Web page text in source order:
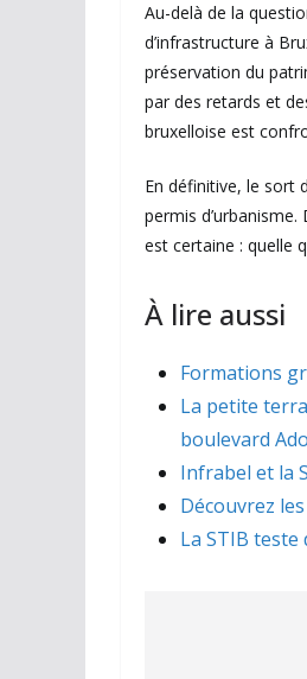
Au-delà de la
d’infrastructure à
préservation du
par des retards et
bruxelloise est
En définitive, le sort
permis
est certaine : quelle
À lire aussi
Formations
La petite
boulevard
Infrabel et la
Découvrez
La STIB